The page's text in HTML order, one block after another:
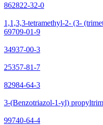
862822-32-0
1,1,3,3-tetramethyl-2- (3-
69709-01-9
34937-00-3
25357-81-7
82984-64-3
3-(Benzotriazol-1-yl)
99740-64-4